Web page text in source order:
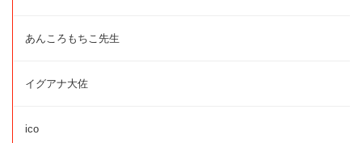
あんころもちこ先生
イグアナ大佐
ico